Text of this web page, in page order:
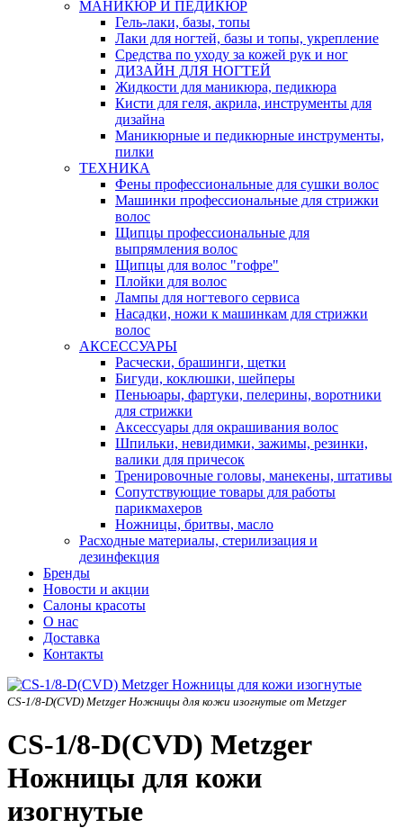
МАНИКЮР И ПЕДИКЮР
Гель-лаки, базы, топы
Лаки для ногтей, базы и топы, укрепление
Средства по уходу за кожей рук и ног
ДИЗАЙН ДЛЯ НОГТЕЙ
Жидкости для маникюра, педикюра
Кисти для геля, акрила, инструменты для
дизайна
Маникюрные и педикюрные инструменты,
пилки
ТЕХНИКА
Фены профессиональные для сушки волос
Машинки профессиональные для стрижки
волос
Щипцы профессиональные для
выпрямления волос
Щипцы для волос "гофре"
Плойки для волос
Лампы для ногтевого сервиса
Насадки, ножи к машинкам для стрижки
волос
АКСЕССУАРЫ
Расчески, брашинги, щетки
Бигуди, коклюшки, шейперы
Пеньюары, фартуки, пелерины, воротники
для стрижки
Аксессуары для окрашивания волос
Шпильки, невидимки, зажимы, резинки,
валики для причесок
Тренировочные головы, манекены, штативы
Сопутствующие товары для работы
парикмахеров
Ножницы, бритвы, масло
Расходные материалы, стерилизация и
дезинфекция
Бренды
Новости и акции
Салоны красоты
О нас
Доставка
Контакты
CS-1/8-D(CVD) Metzger Ножницы для кожи изогнутые от Metzger
CS-1/8-D(CVD) Metzger
Ножницы для кожи
изогнутые